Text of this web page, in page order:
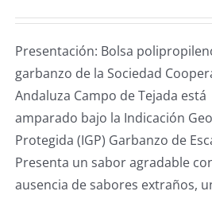
Presentación: Bolsa
garbanzo de la Sociedad
Andaluza Campo de Tejada está
amparado bajo la Indicación
Protegida (IGP) Garbanzo de
Presenta un sabor agradable
ausencia de sabores extraños,